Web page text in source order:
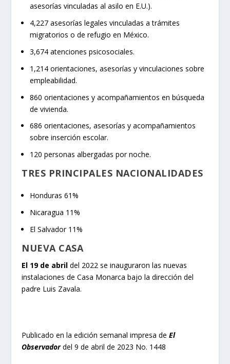
asesorías vinculadas al asilo en E.U.).
4,227 asesorías legales vinculadas a trámites
migratorios o de refugio en México.
3,674 atenciones psicosociales.
1,214 orientaciones, asesorías y vinculaciones sobre
empleabilidad.
860 orientaciones y acompañamientos en búsqueda
de vivienda.
686 orientaciones, asesorías y acompañamientos
sobre inserción escolar.
120 personas albergadas por noche.
TRES PRINCIPALES NACIONALIDADES
Honduras 61%
Nicaragua 11%
El Salvador 11%
NUEVA CASA
El 19 de abril del 2022 se inauguraron las nuevas
instalaciones de Casa Monarca bajo la dirección del
padre Luis Zavala.
Publicado en la edición semanal impresa deEl
Observadordel 9 de abril de 2023 No. 1448